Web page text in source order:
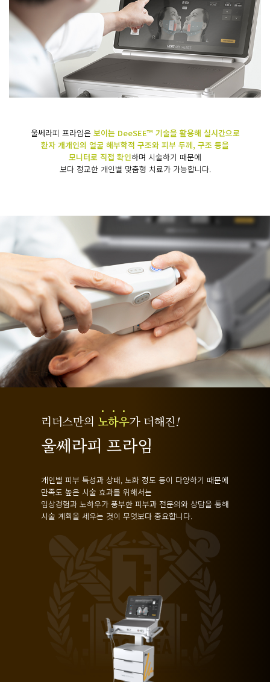
울쎄라피 프라임은 보이는 DeeSEE™ 기술을 활용해 실시간으로
환자 개개인의 얼굴 해부학적 구조와 피부 두께, 구조 등을
모니터로 직접 확인하며 시술하기 때문에
보다 정교한 개인별 맞춤형 치료가 가능합니다.
리더스만의 노하우가 더해진!
울쎄라피 프라임
개인별 피부 특성과 상태, 노화 정도 등이 다양하기 때문에
만족도 높은 시술 효과를 위해서는
임상경험과 노하우가 풍부한 피부과 전문의와 상담을 통해
시술 계획을 세우는 것이 무엇보다 중요합니다.